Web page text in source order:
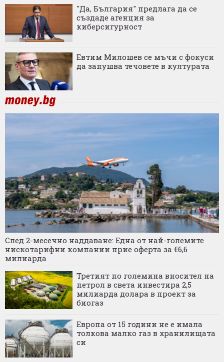
"Да, България" предлага да се
създаде агенция за
киберсигурност
Евтим Милошев се мъчи с фокуси
да запушва течовете в културата
След 2-месечно наддаване: Една от най-големите
нискотарифни компании прие оферта за €6,6
милиарда
Третият по големина вносител на
петрол в света инвестира 2,5
милиарда долара в проект за
биогаз
Европа от 15 години не е имала
толкова малко газ в хранилищата
си